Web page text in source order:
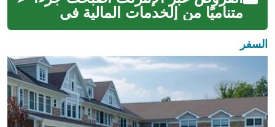
متناميًا من الخدمات المالية في
السنوات الأخيرة، وتوفر بدائل
السفر